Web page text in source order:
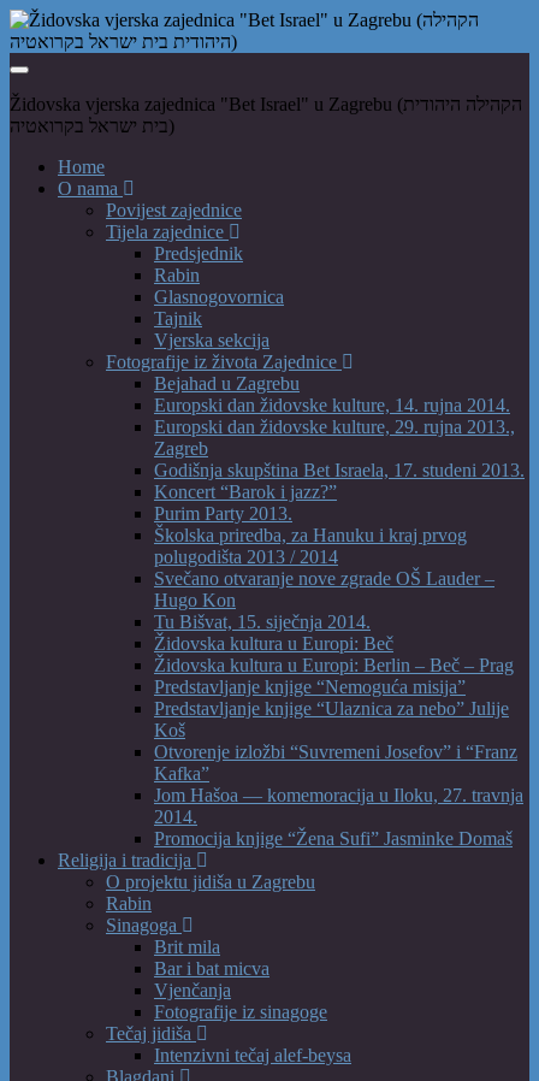
Toggle
navigation
Židovska vjerska zajednica "Bet Israel" u Zagrebu (הקהילה היהודית
בית ישראל בקרואטיה)
Home
O nama
Povijest zajednice
Tijela zajednice
Predsjednik
Rabin
Glasnogovornica
Tajnik
Vjerska sekcija
Fotografije iz života Zajednice
Bejahad u Zagrebu
Europski dan židovske kulture, 14. rujna 2014.
Europski dan židovske kulture, 29. rujna 2013.,
Zagreb
Godišnja skupština Bet Israela, 17. studeni 2013.
Koncert “Barok i jazz?”
Purim Party 2013.
Školska priredba, za Hanuku i kraj prvog
polugodišta 2013 / 2014
Svečano otvaranje nove zgrade OŠ Lauder –
Hugo Kon
Tu Bišvat, 15. siječnja 2014.
Židovska kultura u Europi: Beč
Židovska kultura u Europi: Berlin – Beč – Prag
Predstavljanje knjige “Nemoguća misija”
Predstavljanje knjige “Ulaznica za nebo” Julije
Koš
Otvorenje izložbi “Suvremeni Josefov” i “Franz
Kafka”
Jom Hašoa — komemoracija u Iloku, 27. travnja
2014.
Promocija knjige “Žena Sufi” Jasminke Domaš
Religija i tradicija
O projektu jidiša u Zagrebu
Rabin
Sinagoga
Brit mila
Bar i bat micva
Vjenčanja
Fotografije iz sinagoge
Tečaj jidiša
Intenzivni tečaj alef-beysa
Blagdani